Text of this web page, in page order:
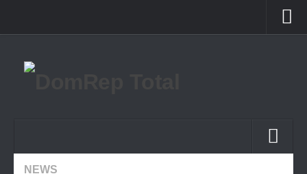
Forum
Startseite
NEWS